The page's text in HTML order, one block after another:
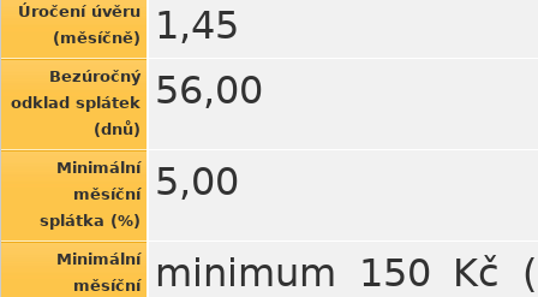
Úročení úvěru
(měsíčně)
1,45
Bezúročný
odklad splátek
(dnů)
56,00
Minimální
měsíční
splátka (%)
5,00
Minimální
měsíční
minimum 150 Kč